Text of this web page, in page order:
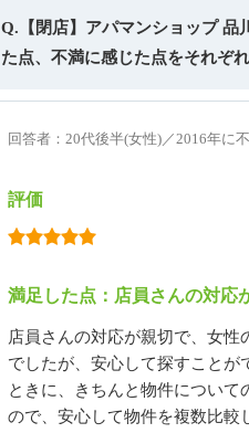
Q.【閉店】アパマンショップ 品
た点、不満に感じた点をそれぞ
回答者：20代後半(女性)／2016年に
評価
満足した点：店員さんの対応
店員さんの対応が親切で、女
でしたが、安心して探すことが
ときに、きちんと物件について
ので、安心して物件を複数比較